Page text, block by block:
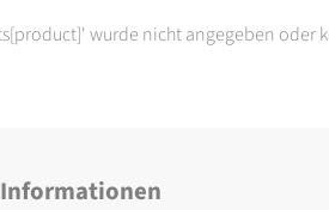
wurde nicht angegeben
Informationen